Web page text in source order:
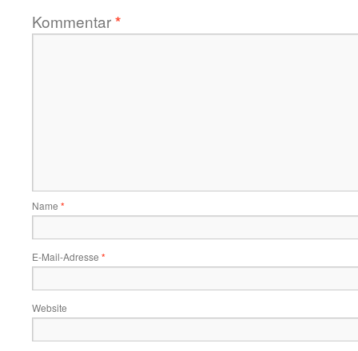
Kommentar*
Name *
E-Mail-Adresse *
Website